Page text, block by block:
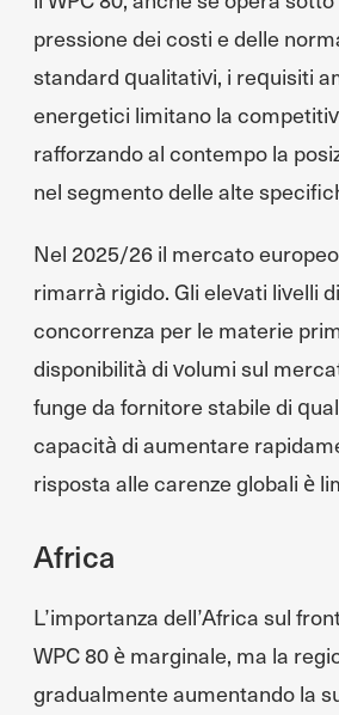
pressione dei costi e delle
standard qualitativi, i requisiti
energetici limitano la
rafforzando al contempo la
nel segmento delle alte
Nel 2025/26 il mercato
rimarrà rigido. Gli elevati livelli
concorrenza per le materie
disponibilità di volumi sul
funge da fornitore stabile di
capacità di aumentare
risposta alle carenze globali è
Africa
L’importanza dell’Africa sul
WPC 80 è marginale, ma la
gradualmente aumentando la